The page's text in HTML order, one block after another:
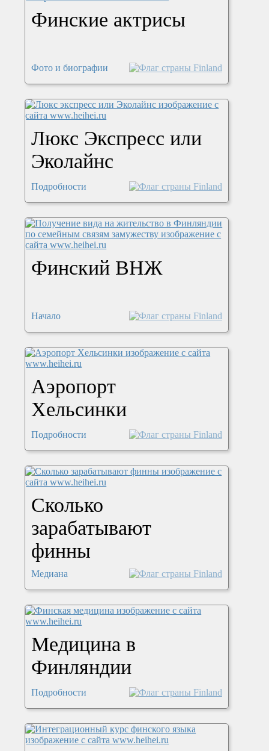
Финские актрисы
Фото и биографии
Люкс Экспресс или
Эколайнс
Подробности
Финский ВНЖ
Начало
Аэропорт
Хельсинки
Подробности
Сколько
зарабатывают
финны
Медиана
Медицина в
Финляндии
Подробности